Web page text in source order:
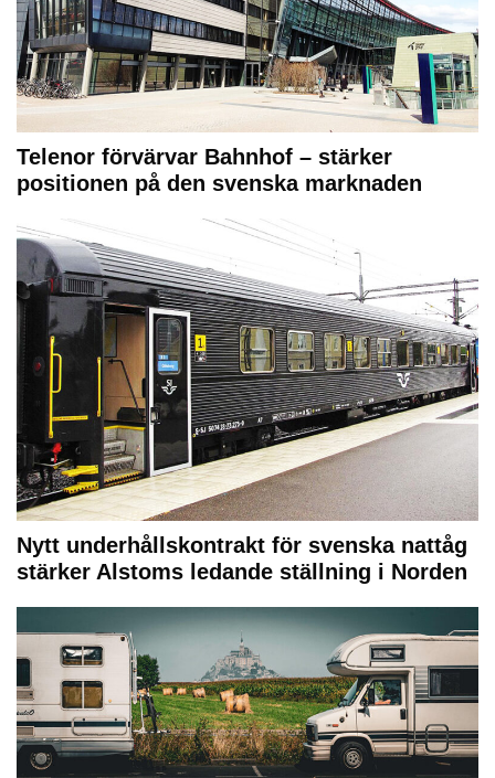
Telenor förvärvar Bahnhof – stärker
positionen på den svenska marknaden
Nytt underhållskontrakt för svenska nattåg
stärker Alstoms ledande ställning i Norden